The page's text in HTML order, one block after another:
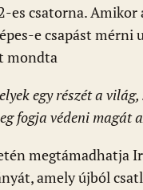
es csatorna.
e csapást mérni
mondta
egy részét a
fogja védeni magát
megtámadhatja
amely újból